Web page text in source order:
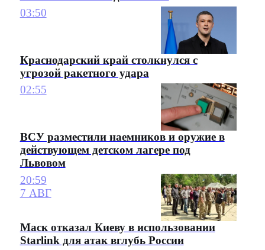
03:50
Краснодарский край столкнулся с
угрозой ракетного удара
02:55
ВСУ разместили наемников и оружие в
действующем детском лагере под
Львовом
20:59
7 АВГ
Маск отказал Киеву в использовании
Starlink для атак вглубь России